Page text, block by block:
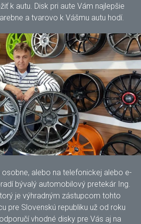
k autu. Disk pri aute Vám najlepšie
a tvarovo k Vášmu autu hodí.
alebo na telefonickej alebo e-
bývalý automobilový pretekár Ing.
je výhradným zástupcom tohto
pre Slovenskú republiku už od roku
vhodné disky pre Vás aj na